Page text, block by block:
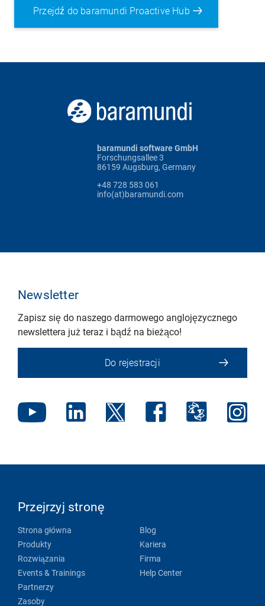
Przejdź do baramundi Proactive Hub
baramundi software GmbH
Forschungsallee 3
86159 Augsburg, Germany
+48 728 583 061
info(at)baramundi.com
Newsletter
Zapisz się do naszego darmowego anglojęzycznego
newslettera już teraz i bądź na bieżąco!
Do rejestracji
Przejrzyj stronę
Strona główna
Produkty
Rozwiązania
Events & Trainings
Partnerzy
Zasoby
Blog
Kariera
Firma
Help Center